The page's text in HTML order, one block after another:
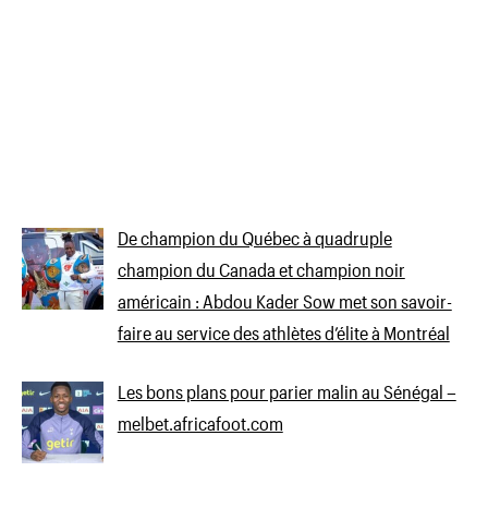
De champion du Québec à quadruple
champion du Canada et champion noir
américain : Abdou Kader Sow met son savoir-
faire au service des athlètes d’élite à Montréal
Les bons plans pour parier malin au Sénégal –
melbet.africafoot.com